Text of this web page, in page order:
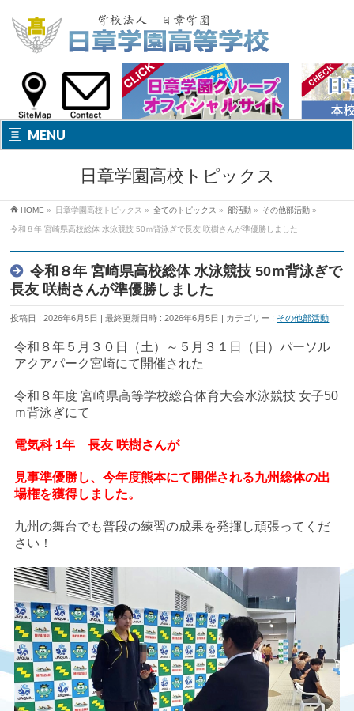
MENU
日章学園高校トピックス
HOME » 日章学園高校トピックス » 全てのトピックス » 部活動 » その他部活動 »
令和８年 宮崎県高校総体 水泳競技 50ｍ背泳ぎで長友 咲樹さんが準優勝しました
令和８年 宮崎県高校総体 水泳競技 50ｍ背泳ぎで
長友 咲樹さんが準優勝しました
投稿日 : 2026年6月5日 最終更新日時 : 2026年6月5日 カテゴリー : その他部活動
令和８年５月３０日（土）～５月３１日（日）パーソル
アクアパーク宮崎にて開催された
令和８年度 宮崎県高等学校総合体育大会水泳競技 女子50
ｍ背泳ぎにて
電気科 1年 長友 咲樹さんが
見事準優勝し、今年度熊本にて開催される九州総体の出
場権を獲得しました。
九州の舞台でも普段の練習の成果を発揮し頑張ってくだ
さい！